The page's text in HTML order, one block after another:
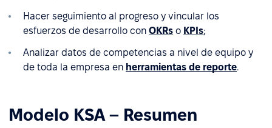
Hacer seguimiento al progreso y vincular los
esfuerzos de desarrollo con OKRs o KPIs;
Analizar datos de competencias a nivel de equipo y
de toda la empresa en herramientas de reporte.
Modelo KSA – Resumen